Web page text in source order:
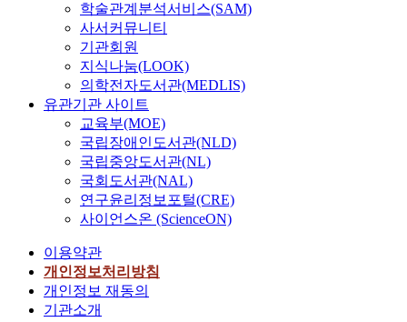
학술관계분석서비스(SAM)
사서커뮤니티
기관회원
지식나눔(LOOK)
의학전자도서관(MEDLIS)
유관기관 사이트
교육부(MOE)
국립장애인도서관(NLD)
국립중앙도서관(NL)
국회도서관(NAL)
연구윤리정보포털(CRE)
사이언스온 (ScienceON)
이용약관
개인정보처리방침
개인정보 재동의
기관소개